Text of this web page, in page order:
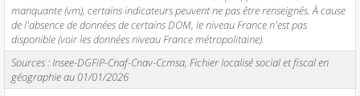
manquante (vm), certains indicateurs peuvent ne pas être renseignés. À cause
de l'absence de données de certains DOM, le niveau France n'est pas
disponible (voir les données niveau France métropolitaine).
Sources : Insee-DGFiP-Cnaf-Cnav-Ccmsa, Fichier localisé social et fiscal en
géographie au 01/01/2026